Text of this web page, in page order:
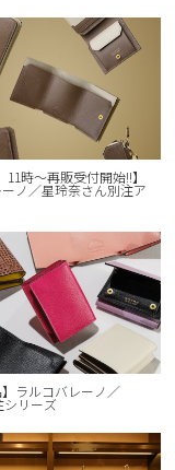
11時～再販受付開始!!】
ノ／星玲奈さん別注ア
】ラルコバレーノ／
シリーズ